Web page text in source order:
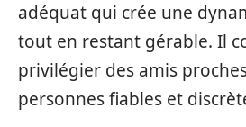
adéquat qui crée une
tout en restant gérable. Il
privilégier des amis
personnes fiables et